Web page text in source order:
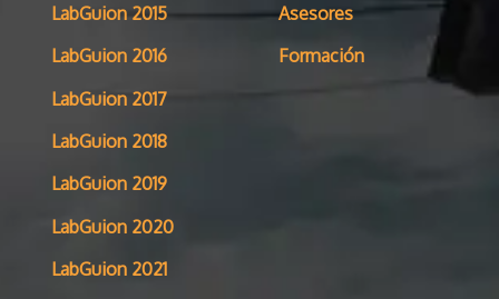
LabGuion 2015
LabGuion 2016
LabGuion 2017
LabGuion 2018
LabGuion 2019
LabGuion 2020
LabGuion 2021
Asesores
Formación